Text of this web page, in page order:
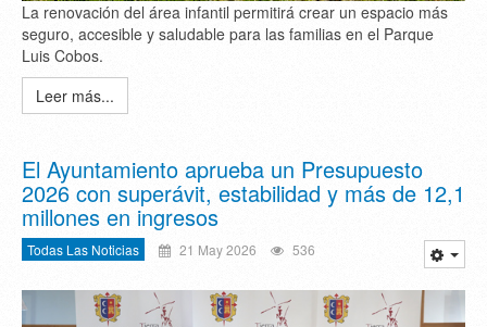
La renovación del área infantil permitirá crear un espacio más
seguro, accesible y saludable para las familias en el Parque
Luis Cobos.
Leer más...
El Ayuntamiento aprueba un Presupuesto
2026 con superávit, estabilidad y más de 12,1
millones en ingresos
Todas Las Noticias 21 May 2026 536